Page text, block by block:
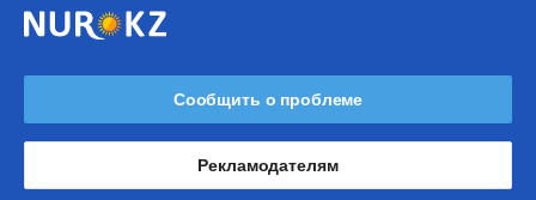
Сообщить о проблеме
Рекламодателям